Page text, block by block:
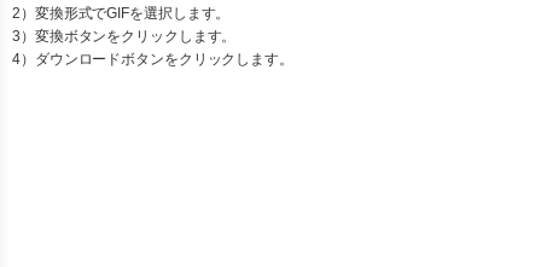
2）変換形式でGIFを選択します。
3）変換ボタンをクリックします。
4）ダウンロードボタンをクリックします。